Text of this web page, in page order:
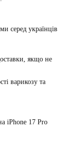
серед українців
якщо не
варикозу та
iPhone 17 Pro